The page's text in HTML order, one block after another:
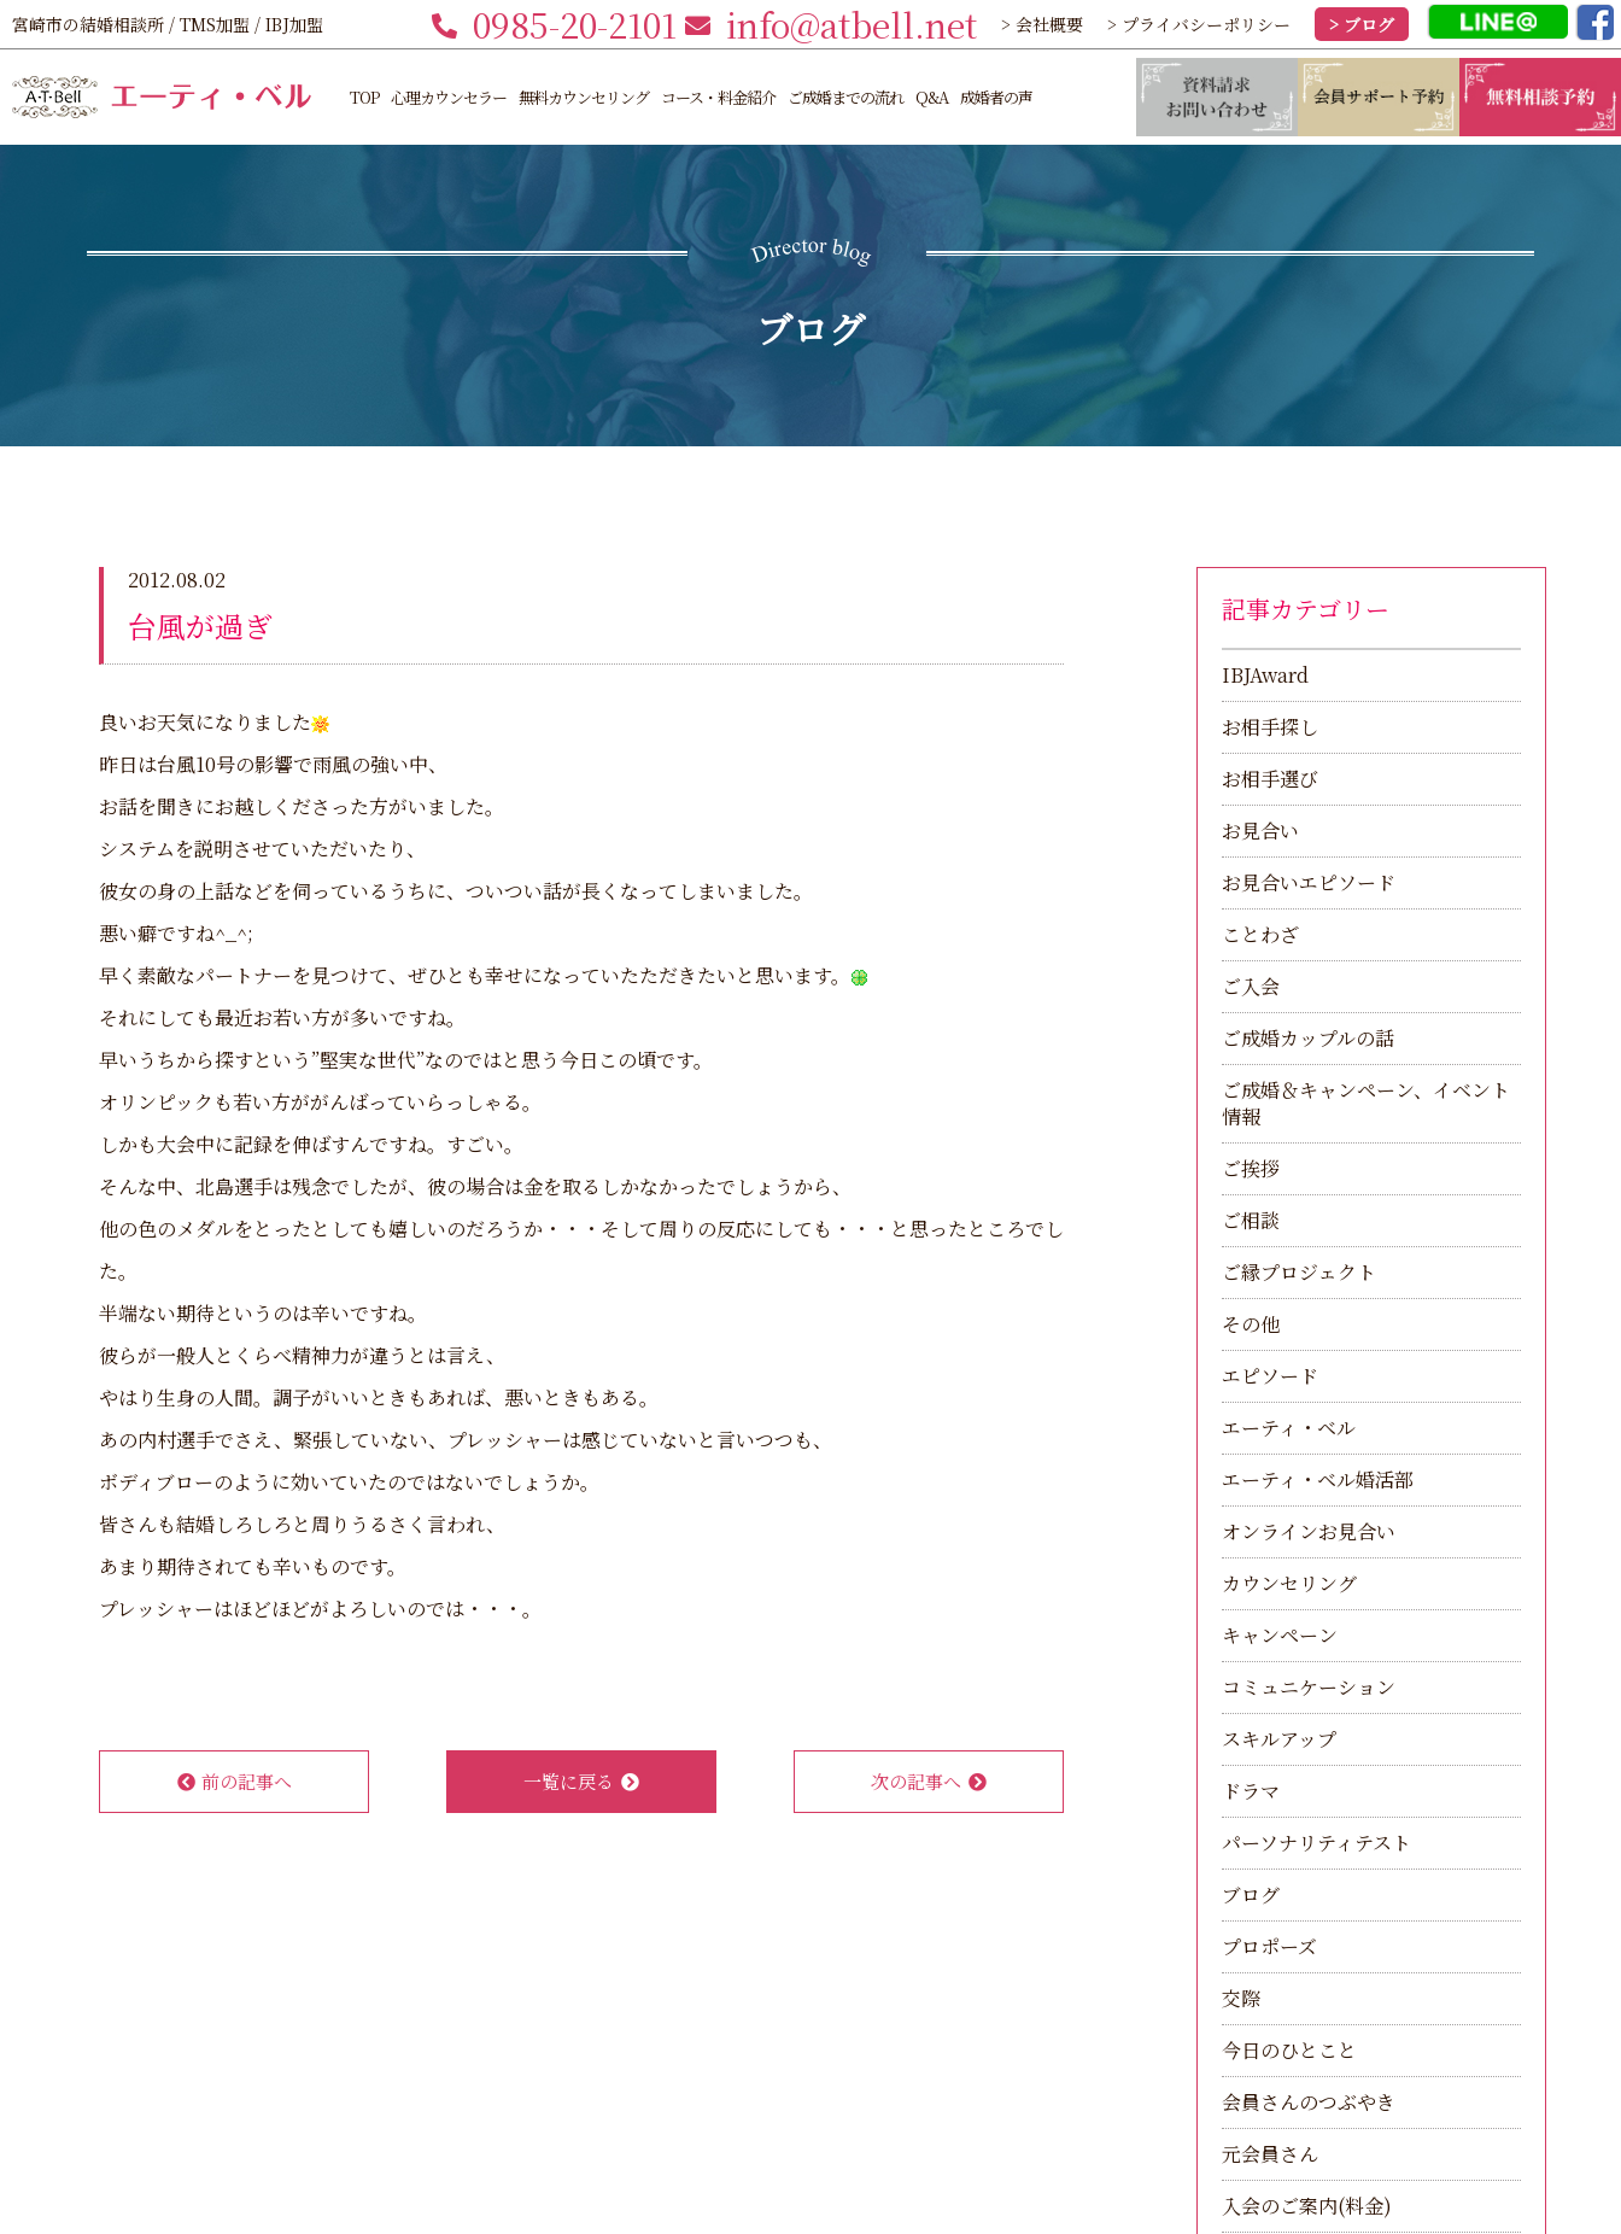
宮崎市の結婚相談所 / TMS加盟 / IBJ加盟 0985-20-2101 info@atbell.net > 会社概要 > プライバシーポリシー > ブログ
TOP 心理カウンセラー 無料カウンセリング コース・料金紹介 ご成婚までの流れ Q&A 成婚者の声
ブログ
2012.08.02
台風が過ぎ
良いお天気になりました
昨日は台風10号の影響で雨風の強い中、
お話を聞きにお越しくださった方がいました。
システムを説明させていただいたり、
彼女の身の上話などを伺っているうちに、ついつい話が長くなってしまいました。
悪い癖ですね^_^;
早く素敵なパートナーを見つけて、ぜひとも幸せになっていたただきたいと思います。
それにしても最近お若い方が多いですね。
早いうちから探すという”堅実な世代”なのではと思う今日この頃です。
オリンピックも若い方ががんばっていらっしゃる。
しかも大会中に記録を伸ばすんですね。すごい。
そんな中、北島選手は残念でしたが、彼の場合は金を取るしかなかったでしょうから、
他の色のメダルをとったとしても嬉しいのだろうか・・・そして周りの反応にしても・・・と思ったところでし
た。
半端ない期待というのは辛いですね。
彼らが一般人とくらべ精神力が違うとは言え、
やはり生身の人間。調子がいいときもあれば、悪いときもある。
あの内村選手でさえ、緊張していない、プレッシャーは感じていないと言いつつも、
ボディブローのように効いていたのではないでしょうか。
皆さんも結婚しろしろと周りうるさく言われ、
あまり期待されても辛いものです。
プレッシャーはほどほどがよろしいのでは・・・。
前の記事へ 一覧に戻る 次の記事へ
記事カテゴリー
IBJAward
お相手探し
お相手選び
お見合い
お見合いエピソード
ことわざ
ご入会
ご成婚カップルの話
ご成婚＆キャンペーン、イベント
情報
ご挨拶
ご相談
ご縁プロジェクト
その他
エピソード
エーティ・ベル
エーティ・ベル婚活部
オンラインお見合い
カウンセリング
キャンペーン
コミュニケーション
スキルアップ
ドラマ
パーソナリティテスト
ブログ
プロポーズ
交際
今日のひとこと
会員さんのつぶやき
元会員さん
入会のご案内(料金)